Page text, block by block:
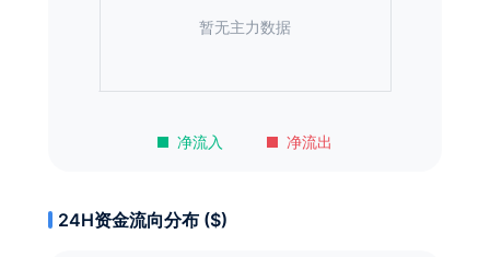
净流入 净流出
暂无主力数据
24H资金流向分布 ($)